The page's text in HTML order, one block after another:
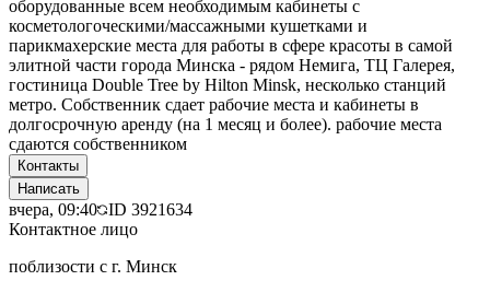
оборудованные всем необходимым кабинеты с
косметологоческими/массажными кушетками и
парикмахерские места для работы в сфере красоты в самой
элитной части города Минска - рядом Немига, ТЦ Галерея,
гостиница Double Tree by Hilton Minsk, несколько станций
метро. Собственник сдает рабочие места и кабинеты в
долгосрочную аренду (на 1 месяц и более). рабочие места
сдаются собственником
Контакты
Написать
вчера, 09:40 ID 3921634
Контактное лицо
поблизости с г. Минск